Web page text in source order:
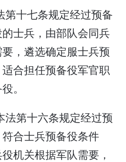
第十七条规定经过预备
士兵，由部队会同兵
，遴选确定服士兵预
合担任预备役军官职
。
法第十六条规定经过预
合士兵预备役条件
机关根据军队需要，